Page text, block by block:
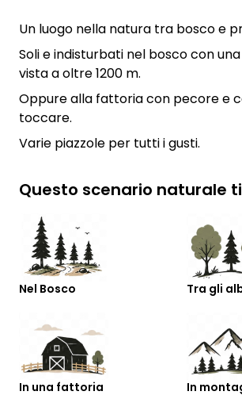
Un luogo nella natura tra bosco e
Soli e indisturbati nel bosco con
vista a oltre 1200 m.
Oppure alla fattoria con pecore e
toccare.
Varie piazzole per tutti i gusti.
Questo scenario naturale
Nel Bosco Tra gli
In una fattoria In